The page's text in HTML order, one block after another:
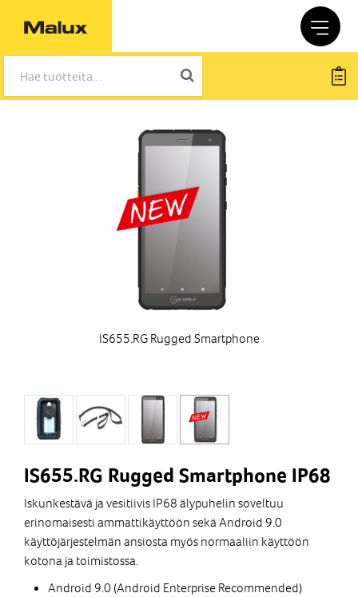
IS655.RG Rugged Smartphone
IS655.RG Rugged Smartphone IP68
Iskunkestävä ja vesitiivis IP68 älypuhelin soveltuu
erinomaisesti ammattikäyttöön sekä Android 9.0
käyttöjärjestelmän ansiosta myös normaaliin käyttöön
kotona ja toimistossa.
Android 9.0 (Android Enterprise Recommended)